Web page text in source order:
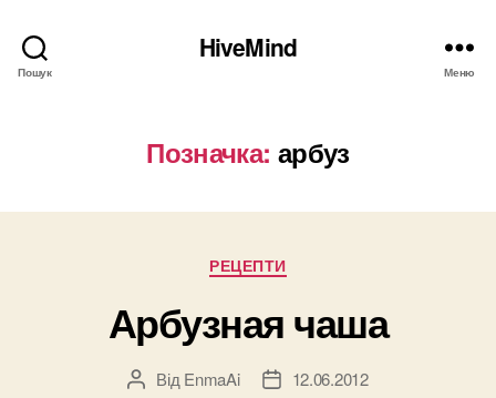
Пошук
HiveMind
Меню
Позначка: арбуз
Категорії
РЕЦЕПТИ
Арбузная чаша
Автор
Від EnmaAi
Дата12.06.2012